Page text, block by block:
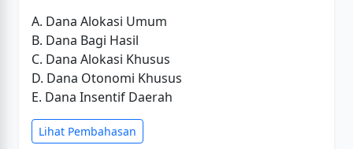
A. Dana Alokasi Umum
B. Dana Bagi Hasil
C. Dana Alokasi Khusus
D. Dana Otonomi Khusus
E. Dana Insentif Daerah
Lihat Pembahasan